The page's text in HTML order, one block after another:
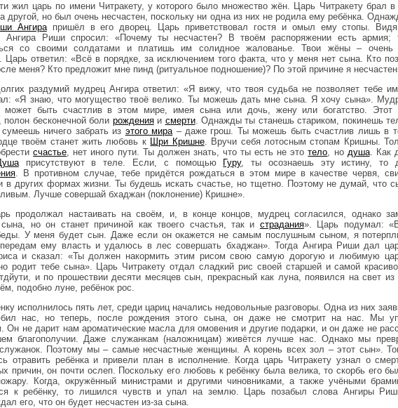
жил царь по имени Читракету, у которого было множество жён. Царь Читракету брал
другой, но был очень несчастен, поскольку ни одна из них не родила ему ребёнка.
Ангирапришёл в его дворец. Царь приветствовал гостя и омыл ему стопы.
Ангира Риши спросил: «Почему ты несчастен? В твоём распоряжении есть армия;
со своими солдатами и платишь им солидное жалованье. Твои жёны – очень
ответил: «Всё в порядке, за исключением того факта, что у меня нет сына. Кто
меня? Кто предложит мне пинд (ритуальное подношение)? По этой причине я
раздумий мудрец Ангира ответил: «Я вижу, что твоя судьба не позволяет тебе
«Я знаю, что могущество твоё велико. Ты можешь дать мне сына. Я хочу сына».
может быть счастлив в этом мире, имея сына или дочь, жену или богатство. Этот
полон бесконечной боли рожденияи смерти. Однажды ты станешь стариком, покинешь
ничего забрать из этого мира– даже грош. Ты можешь быть счастлив лишь в
твоём станет жить любовь к Шри Кришне. Вручи себя лотосным стопам Кришны.
счастье, нет иного пути. Ты должен знать, что ты есть не этотело, но душа. Как
присутствуют в теле. Если, с помощью Гуру, ты осознаешь эту истину, то
. В противном случае, тебе придётся рождаться в этом мире в качестве червя,
в других формах жизни. Ты будешь искать счастье, но тщетно. Поэтому не думай, что
Лучше совершай бхаджан (поклонение) Кришне».
продолжал настаивать на своём, и, в конце концов, мудрец согласился, однако
но он станет причиной как твоего счастья, так и страдания». Царь подумал:
У меня будет сын. Даже если он окажется не самым послушным сыном, я
ему власть и удалюсь в лес совершать бхаджан». Тогда Ангира Риши дал
и сказал: «Ты должен накормить этим рисом свою самую дорогую и любимую
родит тебе сына». Царь Читракету отдал сладкий рис своей старшей и самой
и по прошествии десяти месяцев сын, прекрасный как луна, появился на свет
подобно луне, ребёнок рос.
исполнилось пять лет, среди цариц начались недовольные разговоры. Одна из них
нас, но теперь, после рождения этого сына, он даже не смотрит на нас. Мы
Он не дарит нам ароматические масла для омовения и другие подарки, и он даже не
благополучии. Даже служанкам (наложницам) живётся лучше нас. Однако мы
Поэтому мы – самые несчастные женщины. А корень всех зол – этот сын».
отравить ребёнка и привели план в исполнение. Когда царь Читракету узнал о
причин, он почти ослеп. Поскольку его любовь к ребёнку была велика, то скорбь его
Когда, окружённый министрами и другими чиновниками, а также учёными
к ребёнку, то лишился чувств и упал на землю. Царь позабыл слова Ангиры
его, что он будет несчастен из-за сына.